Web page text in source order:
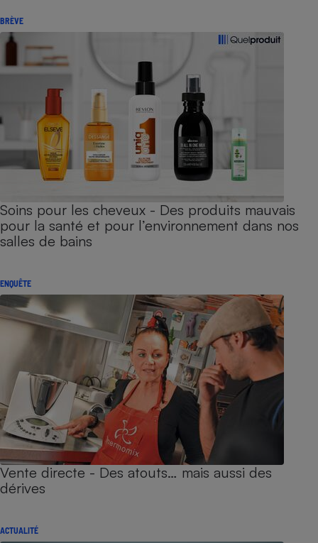
BRÈVE
Soins pour les cheveux - Des produits mauvais
pour la santé et pour l’environnement dans nos
salles de bains
ENQUÊTE
Vente directe - Des atouts… mais aussi des
dérives
ACTUALITÉ